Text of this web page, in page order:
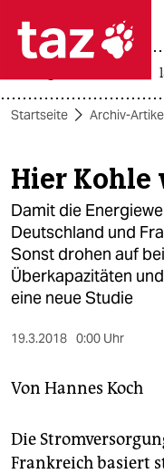
 taz
themen
politik
öko
gesellschaft
kultur
nord
Startseite Archiv-
Hier Kohle
Damit die
Deutschland und
Sonst drohen auf
Überkapazitäten
eine neue Studie
19.3.2018 0:00 Uhr
Von Hannes Koch
Die
Frankreich basiert